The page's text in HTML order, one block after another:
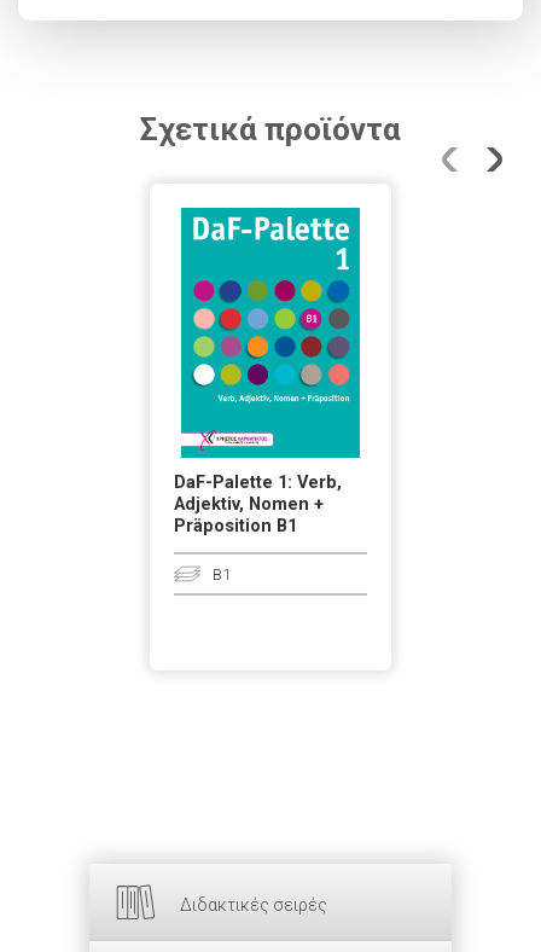
Διδακτικές σειρές
Σχετικά προϊόντα
DaF-Palette 1: Verb,
Adjektiv, Nomen +
Präposition B1
B1